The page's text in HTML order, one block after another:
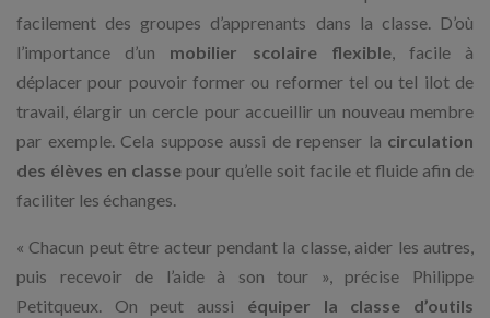
facilement des groupes d’apprenants dans la classe. D’où
l’importance d’un mobilier scolaire flexible, facile à
déplacer pour pouvoir former ou reformer tel ou tel ilot de
travail, élargir un cercle pour accueillir un nouveau membre
par exemple. Cela suppose aussi de repenser la circulation
des élèves en classe pour qu’elle soit facile et fluide afin de
faciliter les échanges.
« Chacun peut être acteur pendant la classe, aider les autres,
puis recevoir de l’aide à son tour », précise Philippe
Petitqueux. On peut aussi équiper la classe d’outils